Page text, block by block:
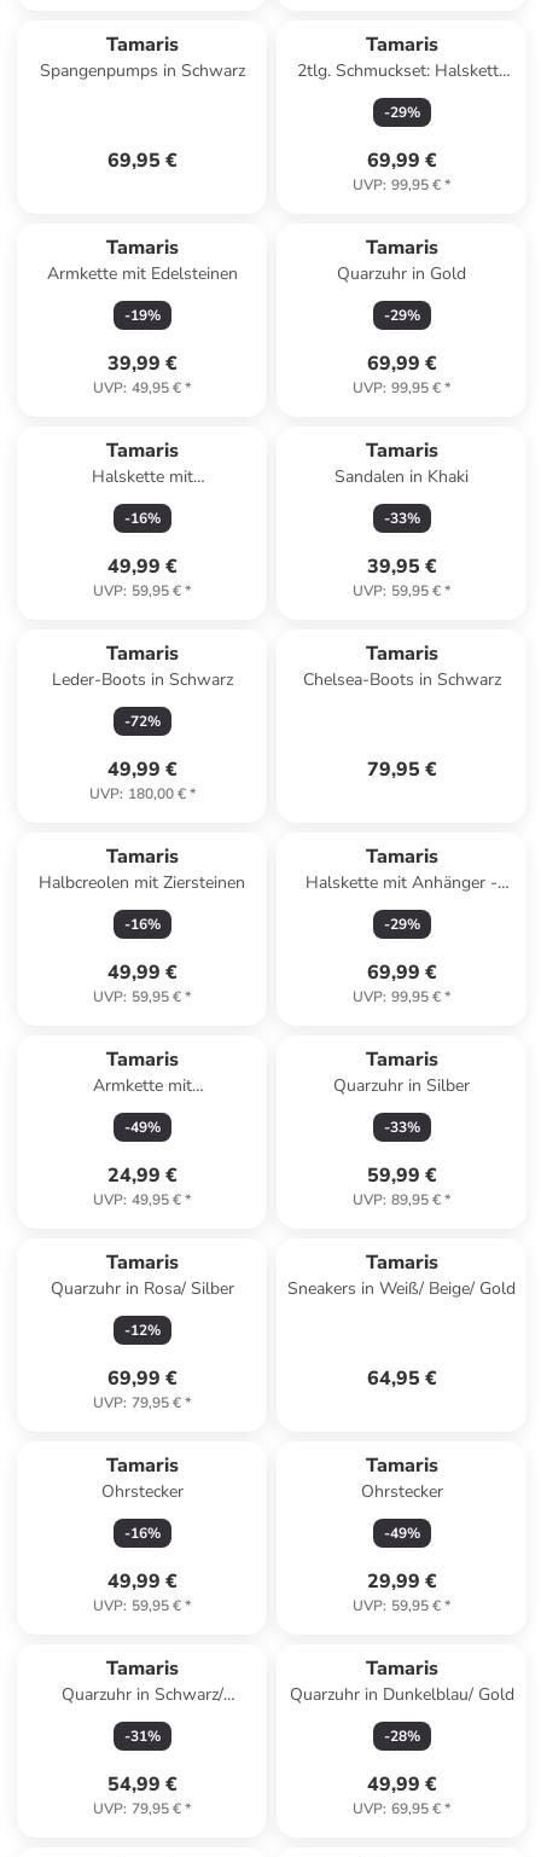
Tamaris
Spangenpumps in Schwarz
69,95 €
Tamaris
2tlg. Schmuckset: Halskette
und Creolen
-29%
69,99 €
UVP: 99,95 €*
Tamaris
Armkette mit Edelsteinen
-19%
39,99 €
UVP: 49,95 €*
Tamaris
Quarzuhr in Gold
-29%
69,99 €
UVP: 99,95 €*
Tamaris
Halskette mit
Schmuckelement - (L)45 cm
-16%
49,99 €
UVP: 59,95 €*
Tamaris
Sandalen in Khaki
-33%
39,95 €
UVP: 59,95 €*
Tamaris
Leder-Boots in Schwarz
-72%
49,99 €
UVP: 180,00 €*
Tamaris
Chelsea-Boots in Schwarz
79,95 €
Tamaris
Halbcreolen mit Ziersteinen
-16%
49,99 €
UVP: 59,95 €*
Tamaris
Halskette mit Anhänger -
(L)45 cm
-29%
69,99 €
UVP: 99,95 €*
Tamaris
Armkette mit
Schmuckelementen
-49%
24,99 €
UVP: 49,95 €*
Tamaris
Quarzuhr in Silber
-33%
59,99 €
UVP: 89,95 €*
Tamaris
Quarzuhr in Rosa/ Silber
-12%
69,99 €
UVP: 79,95 €*
Tamaris
Sneakers in Weiß/ Beige/ Gold
64,95 €
Tamaris
Ohrstecker
-16%
49,99 €
UVP: 59,95 €*
Tamaris
Ohrstecker
-49%
29,99 €
UVP: 59,95 €*
Tamaris
Quarzuhr in Schwarz/
Roségold
-31%
54,99 €
UVP: 79,95 €*
Tamaris
Quarzuhr in Dunkelblau/ Gold
-28%
49,99 €
UVP: 69,95 €*